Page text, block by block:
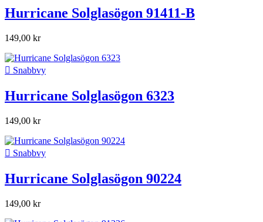
Hurricane Solglasögon 91411-B
149,00 kr
 Snabbvy
Hurricane Solglasögon 6323
149,00 kr
 Snabbvy
Hurricane Solglasögon 90224
149,00 kr